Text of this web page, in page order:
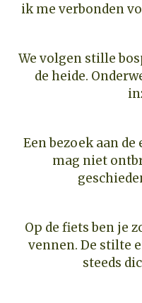
ik me verbonden
We volgen stille
de heide.
Een bezoek aan
mag niet
Op de fiets ben je
vennen. De stilte
steeds